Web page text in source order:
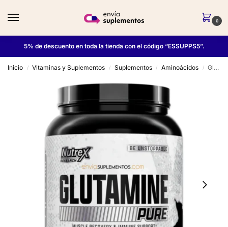
0
5% de descuento en toda la tienda con el código “ESSUPPS5”.
Inicio / Vitaminas y Suplementos / Suplementos / Aminoácidos / Glutamina Pure 1 kg – Nutrex